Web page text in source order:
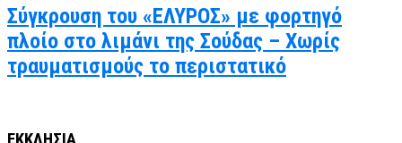
Σύγκρουση του «ΕΛΥΡΟΣ» με φορτηγό
πλοίο στο λιμάνι της Σούδας – Χωρίς
τραυματισμούς το περιστατικό